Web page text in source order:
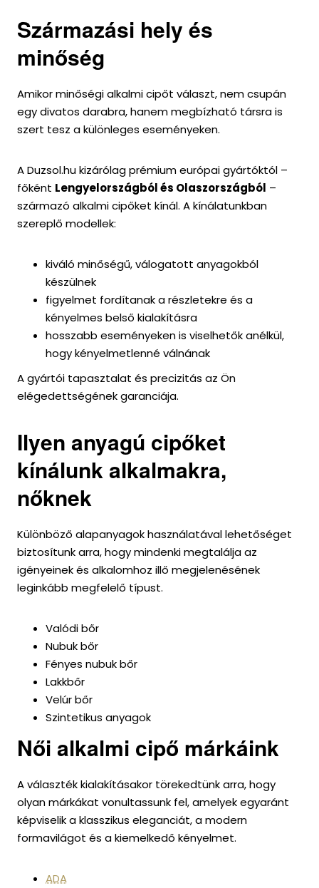
Származási hely és
minőség
Amikor minőségi alkalmi cipőt választ, nem csupán
egy divatos darabra, hanem megbízható társra is
szert tesz a különleges eseményeken.
A Duzsol.hu kizárólag prémium európai gyártóktól –
főként Lengyelországból és Olaszországból –
származó alkalmi cipőket kínál. A kínálatunkban
szereplő modellek:
kiváló minőségű, válogatott anyagokból
készülnek
figyelmet fordítanak a részletekre és a
kényelmes belső kialakításra
hosszabb eseményeken is viselhetők anélkül,
hogy kényelmetlenné válnának
A gyártói tapasztalat és precizitás az Ön
elégedettségének garanciája.
Ilyen anyagú cipőket
kínálunk alkalmakra,
nőknek
Különböző alapanyagok használatával lehetőséget
biztosítunk arra, hogy mindenki megtalálja az
igényeinek és alkalomhoz illő megjelenésének
leginkább megfelelő típust.
Valódi bőr
Nubuk bőr
Fényes nubuk bőr
Lakkbőr
Velúr bőr
Szintetikus anyagok
Női alkalmi cipő márkáink
A választék kialakításakor törekedtünk arra, hogy
olyan márkákat vonultassunk fel, amelyek egyaránt
képviselik a klasszikus eleganciát, a modern
formavilágot és a kiemelkedő kényelmet.
ADA